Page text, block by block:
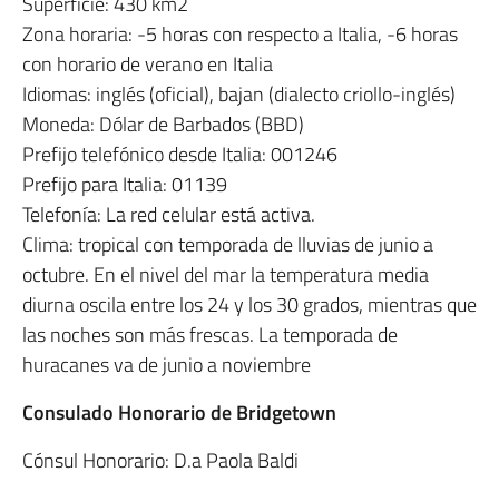
Zona horaria: -5 horas con respecto a Italia, -6 horas
con horario de verano en Italia
Idiomas: inglés (oficial), bajan (dialecto criollo-inglés)
Moneda: Dólar de Barbados (BBD)
Prefijo telefónico desde Italia: 001246
Prefijo para Italia: 01139
Telefonía: La red celular está activa.
Clima: tropical con temporada de lluvias de junio a
octubre. En el nivel del mar la temperatura media
diurna oscila entre los 24 y los 30 grados, mientras que
las noches son más frescas. La temporada de
huracanes va de junio a noviembre
Consulado Honorario de Bridgetown
Cónsul Honorario: D.a Paola Baldi